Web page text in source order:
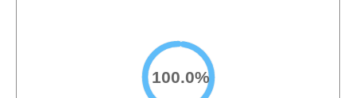
100.0%